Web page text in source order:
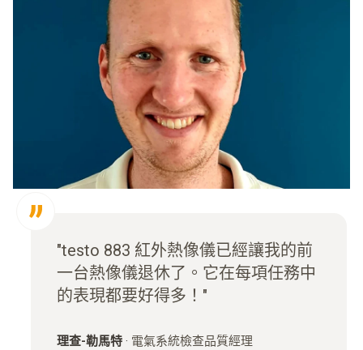
"testo 883 紅外熱像儀已經讓我的前
一台熱像儀退休了。它在每項任務中
的表現都要好得多！"
理查-勒馬特 · 電氣系統檢查品質經理